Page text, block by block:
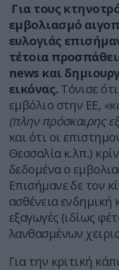
Για τους
εμβολιασμό
ευλογιάς
τέτοια
news και
εικόνας. Τόνισε
εμβόλιο στην ΕΕ,
(πλην πρόσκαιρης
και ότι οι
Θεσσαλία κ.λπ.)
δεδομένα ο
Επισήμανε δε τον
ασθένεια ενδημική
εξαγωγές (ιδίως
λανθασμένων
Για την κριτική